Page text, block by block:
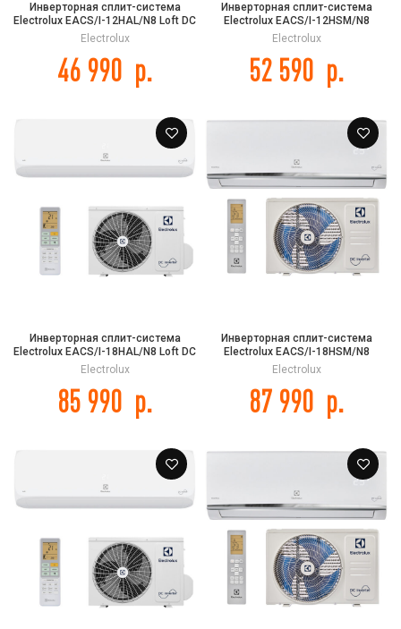
Инверторная сплит-система
Electrolux EACS/I-12HAL/N8 Loft DC
Inverter
Electrolux
46 990 р.
Инверторная сплит-система
Electrolux EACS/I-12HSM/N8
Smartline DC Inverter
Electrolux
52 590 р.
Инверторная сплит-система
Electrolux EACS/I-18HAL/N8 Loft DC
Inverter
Electrolux
85 990 р.
Инверторная сплит-система
Electrolux EACS/I-18HSM/N8
Smartline DC Inverter
Electrolux
87 990 р.